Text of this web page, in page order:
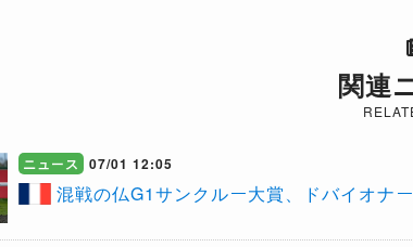
関連
ニュース 07/01 12:05
混戦の仏G1サンクルー大賞、ドバイオナ